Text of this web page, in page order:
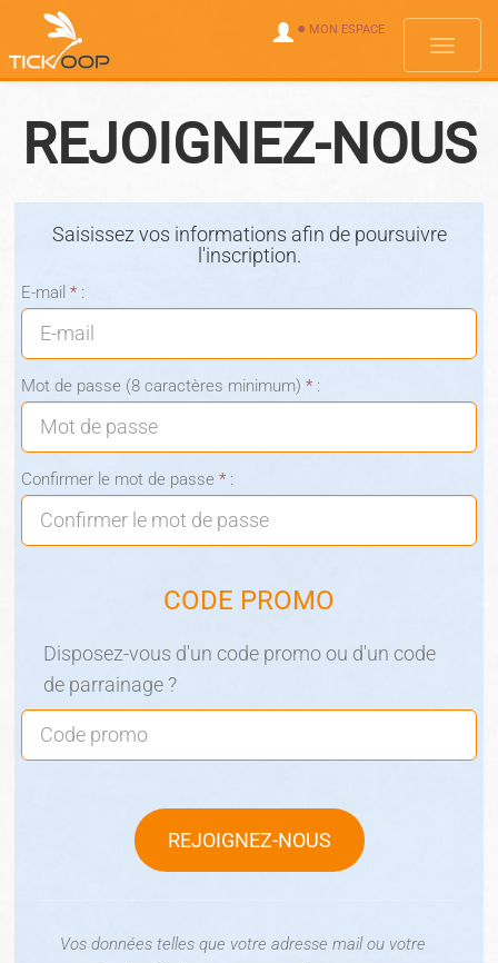
Menus
● MON ESPACE
REJOIGNEZ-NOUS
Saisissez vos informations afin de poursuivre
l'inscription.
E-mail * :
Mot de passe (8 caractères minimum) * :
Confirmer le mot de passe * :
CODE PROMO
Disposez-vous d'un code promo ou d'un code
de parrainage ?
REJOIGNEZ-NOUS
Vos données telles que votre adresse mail ou votre